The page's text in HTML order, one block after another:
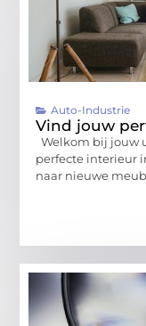
Auto-Industrie
Vind jouw
Welkom bij jouw
perfecte interieur
naar nieuwe